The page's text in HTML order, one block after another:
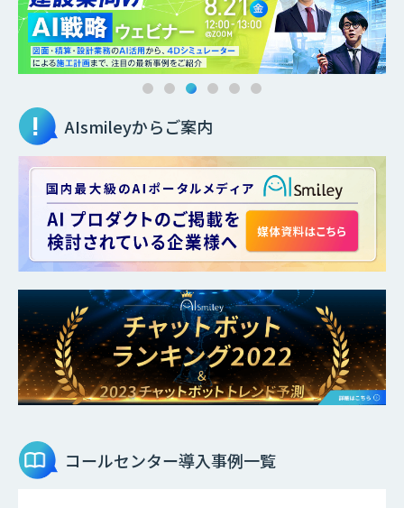
AIsmileyからご案内
コールセンター導入事例一覧